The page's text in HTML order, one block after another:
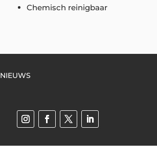
Chemisch reinigbaar
NIEUWS